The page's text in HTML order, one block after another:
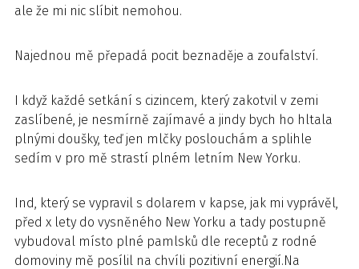
ale že mi nic slíbit nemohou.
Najednou mě přepadá pocit beznaděje a zoufalství.
I když každé setkání s cizincem, který zakotvil v zemi
zaslíbené, je nesmírně zajímavé a jindy bych ho hltala
plnými doušky, teď jen mlčky poslouchám a splihle
sedím v pro mě strastí plném letním New Yorku.
Ind, který se vypravil s dolarem v kapse, jak mi vyprávěl,
před x lety do vysněného New Yorku a tady postupně
vybudoval místo plné pamlsků dle receptů z rodné
domoviny mě posílil na chvíli pozitivní energií.Na